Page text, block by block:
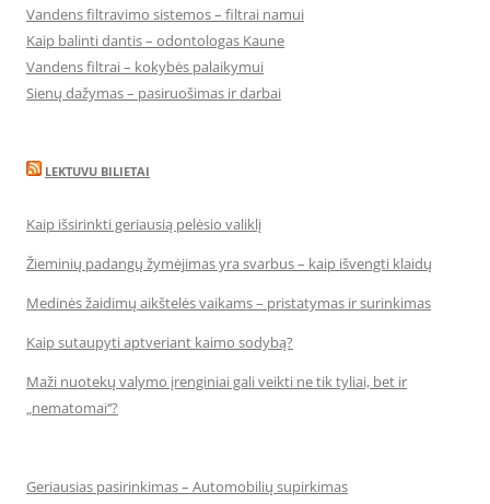
Vandens filtravimo sistemos – filtrai namui
Kaip balinti dantis – odontologas Kaune
Vandens filtrai – kokybės palaikymui
Sienų dažymas – pasiruošimas ir darbai
LEKTUVU BILIETAI
Kaip išsirinkti geriausią pelėsio valiklį
Žieminių padangų žymėjimas yra svarbus – kaip išvengti klaidų
Medinės žaidimų aikštelės vaikams – pristatymas ir surinkimas
Kaip sutaupyti aptveriant kaimo sodybą?
Maži nuotekų valymo įrenginiai gali veikti ne tik tyliai, bet ir
„nematomai‘‘?
Geriausias pasirinkimas – Automobilių supirkimas